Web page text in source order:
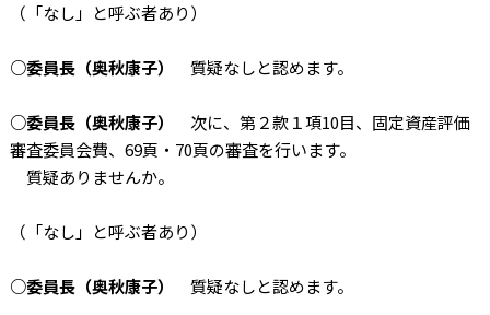
（「なし」と呼ぶ者あり）
○委員長（奥秋康子） 質疑なしと認めます。
○委員長（奥秋康子）
次に、第２款１項10目、固定資産評価
審査委員会費、69頁・70頁の審査を行います。
質疑ありませんか。
（「なし」と呼ぶ者あり）
○委員長（奥秋康子） 質疑なしと認めます。